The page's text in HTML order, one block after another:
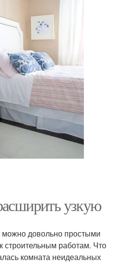
узкую
можно довольно простыми
строительным работам. Что
комната неидеальных